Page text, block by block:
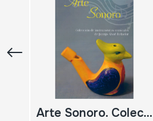
Arte Sonoro. Colección de instrumentos musicales de Juanjo Abad Robador